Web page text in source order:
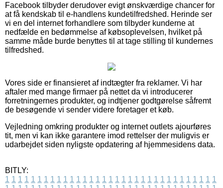
Facebook tilbyder derudover evigt ønskværdige chancer for
at få kendskab til e-handlens kundetilfredshed. Herinde ser
vi en del internet forhandlere som tilbyder kunderne at
nedfælde en bedømmelse af købsoplevelsen, hvilket på
samme måde burde benyttes til at tage stilling til kundernes
tilfredshed.
Vores side er finansieret af indtægter fra reklamer. Vi har
aftaler med mange firmaer på nettet da vi introducerer
forretningernes produkter, og indtjener godtgørelse såfremt
de besøgende vi sender videre foretager et køb.
Vejledning omkring produkter og internet outlets ajourføres
tit, men vi kan ikke garantere imod rettelser der muligvis er
udarbejdet siden nyligste opdatering af hjemmesidens data.
BITLY:
1 1 1 1 1 1 1 1 1 1 1 1 1 1 1 1 1 1 1 1 1 1 1 1 1 1 1 1 1 1 1 1 1